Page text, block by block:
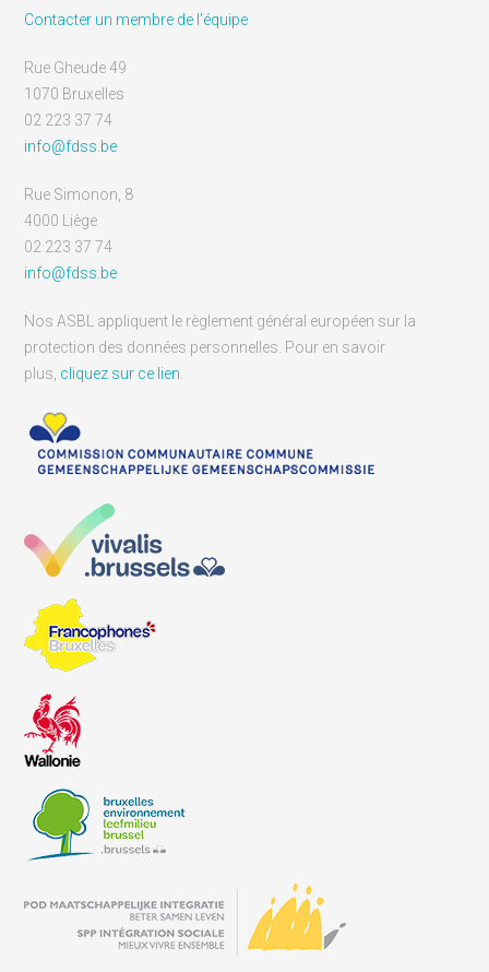
Contacter un membre de l’équipe
Rue Gheude 49
1070 Bruxelles
02 223 37 74
info@fdss.be
Rue Simonon, 8
4000 Liège
02 223 37 74
info@fdss.be
Nos ASBL appliquent le règlement général européen sur la
protection des données personnelles. Pour en savoir
plus, cliquez sur ce lien